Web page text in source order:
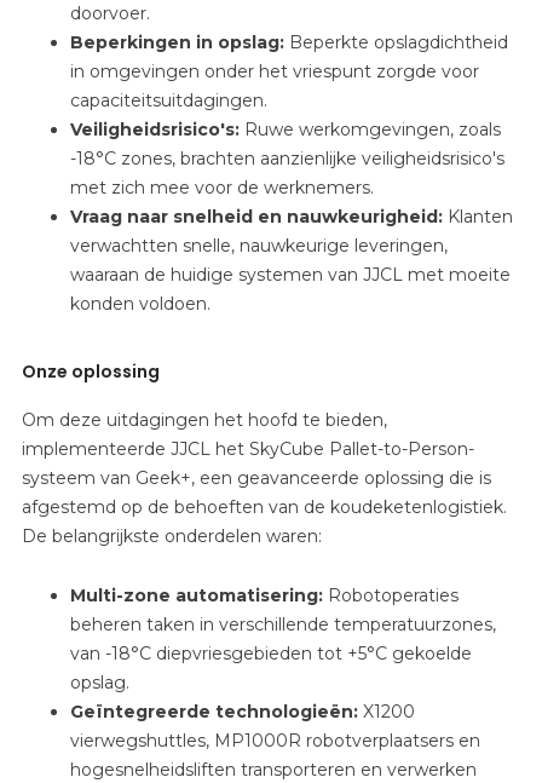
doorvoer.
Beperkingen in opslag: Beperkte opslagdichtheid
in omgevingen onder het vriespunt zorgde voor
capaciteitsuitdagingen.
Veiligheidsrisico's: Ruwe werkomgevingen, zoals
-18°C zones, brachten aanzienlijke veiligheidsrisico's
met zich mee voor de werknemers.
Vraag naar snelheid en nauwkeurigheid: Klanten
verwachtten snelle, nauwkeurige leveringen,
waaraan de huidige systemen van JJCL met moeite
konden voldoen.
Onze oplossing
Om deze uitdagingen het hoofd te bieden,
implementeerde JJCL het SkyCube Pallet-to-Person-
systeem van Geek+, een geavanceerde oplossing die is
afgestemd op de behoeften van de koudeketenlogistiek.
De belangrijkste onderdelen waren:
Multi-zone automatisering: Robotoperaties
beheren taken in verschillende temperatuurzones,
van -18°C diepvriesgebieden tot +5°C gekoelde
opslag.
Geïntegreerde technologieën: X1200
vierwegshuttles, MP1000R robotverplaatsers en
hogesnelheidsliften transporteren en verwerken